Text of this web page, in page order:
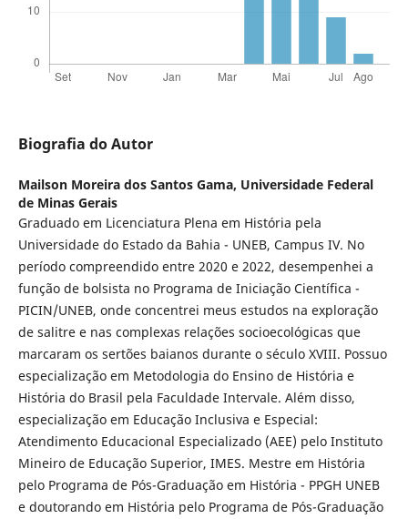
Biografia do Autor
Mailson Moreira dos Santos Gama, Universidade Federal
de Minas Gerais
Graduado em Licenciatura Plena em História pela
Universidade do Estado da Bahia - UNEB, Campus IV. No
período compreendido entre 2020 e 2022, desempenhei a
função de bolsista no Programa de Iniciação Científica -
PICIN/UNEB, onde concentrei meus estudos na exploração
de salitre e nas complexas relações socioecológicas que
marcaram os sertões baianos durante o século XVIII. Possuo
especialização em Metodologia do Ensino de História e
História do Brasil pela Faculdade Intervale. Além disso,
especialização em Educação Inclusiva e Especial:
Atendimento Educacional Especializado (AEE) pelo Instituto
Mineiro de Educação Superior, IMES. Mestre em História
pelo Programa de Pós-Graduação em História - PPGH UNEB
e doutorando em História pelo Programa de Pós-Graduação